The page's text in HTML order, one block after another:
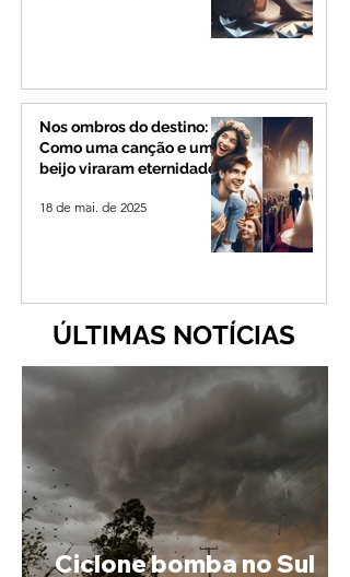
Nos ombros do destino:
Como uma canção e um
beijo viraram eternidade
18 de mai. de 2025
ÚLTIMAS NOTÍCIAS
Ciclone bomba no Sul